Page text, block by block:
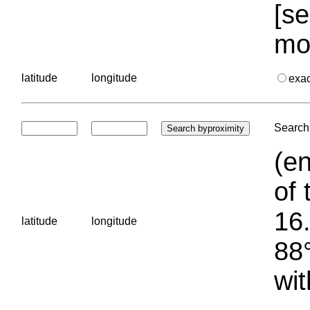
latitude longitude
latitude longitude
of